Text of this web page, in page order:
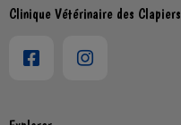
Clinique Vétérinaire des Clapiers